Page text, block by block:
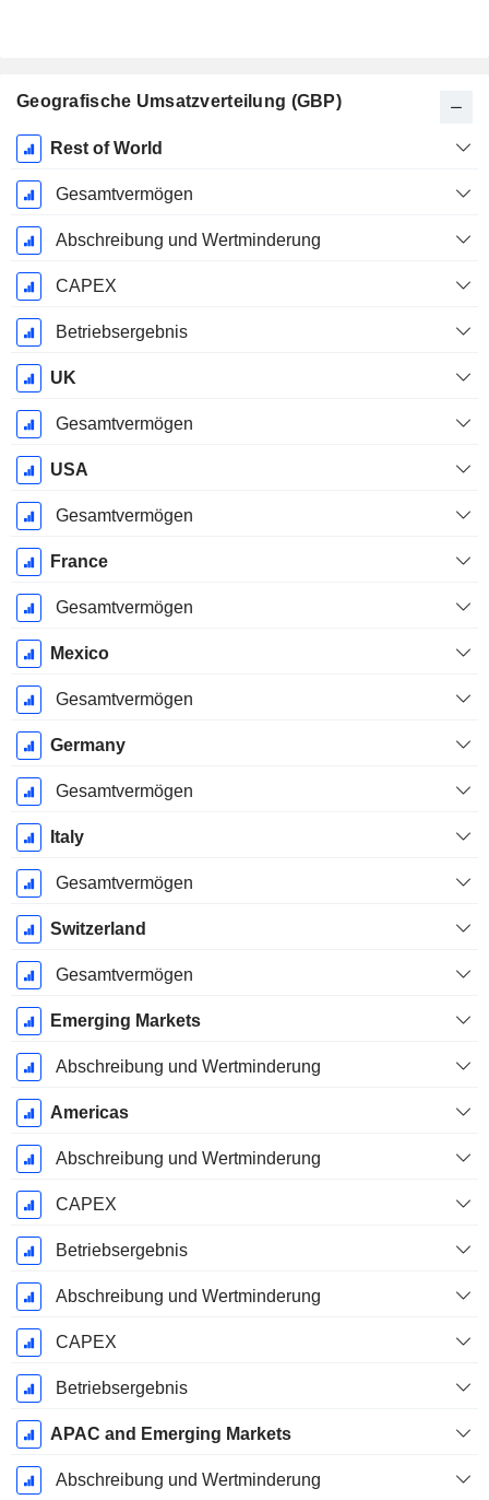
Geografische Umsatzverteilung (GBP)
Ende d.
Geschäftsjahres:
März
Rest of World
Gesamtvermögen
Abschreibung und Wertminderung
CAPEX
Betriebsergebnis
UK
Gesamtvermögen
USA
Gesamtvermögen
France
Gesamtvermögen
Mexico
Gesamtvermögen
Germany
Gesamtvermögen
Italy
Gesamtvermögen
Switzerland
Gesamtvermögen
Emerging Markets
Abschreibung und Wertminderung
Americas
Abschreibung und Wertminderung
CAPEX
Betriebsergebnis
Abschreibung und Wertminderung
CAPEX
Betriebsergebnis
APAC and Emerging Markets
Abschreibung und Wertminderung